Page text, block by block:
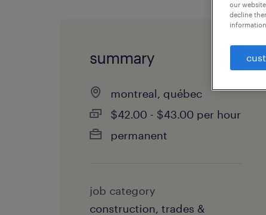
summary
montreal, québec
$42.00 - $43.00 per hour
permanent
job category
construction, trades &
our
decline